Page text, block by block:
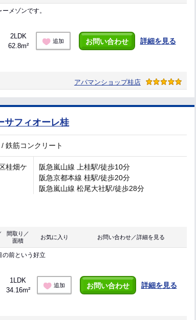
メゾンです。
2LDK
62.8m²
追加 お問い合わせ 詳細を見る
アパマンショップ桂店
サフィオーレ桂
/鉄筋コンクリート
桂畑ケ
阪急嵐山線 上桂駅/徒歩10分
阪急京都本線 桂駅/徒歩20分
阪急嵐山線 松尾大社駅/徒歩28分
間取り／
面積
お気に入り お問い合わせ／詳細を見る
前という好立
1LDK
34.16m²
追加 お問い合わせ 詳細を見る